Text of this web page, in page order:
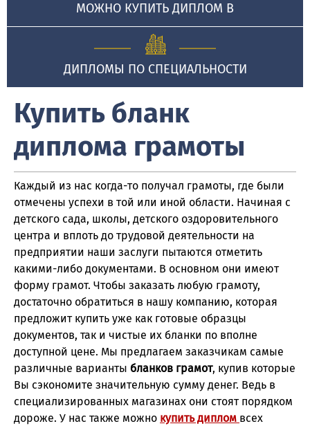
МОЖНО КУПИТЬ ДИПЛОМ В
ДИПЛОМЫ ПО СПЕЦИАЛЬНОСТИ
Купить бланк
диплома грамоты
Каждый из нас когда-то получал грамоты, где были
отмечены успехи в той или иной области. Начиная с
детского сада, школы, детского оздоровительного
центра и вплоть до трудовой деятельности на
предприятии наши заслуги пытаются отметить
какими-либо документами. В основном они имеют
форму грамот. Чтобы заказать любую грамоту,
достаточно обратиться в нашу компанию, которая
предложит купить уже как готовые образцы
документов, так и чистые их бланки по вполне
доступной цене. Мы предлагаем заказчикам самые
различные варианты бланков грамот, купив которые
Вы сэкономите значительную сумму денег. Ведь в
специализированных магазинах они стоят порядком
дороже. У нас также можно купить диплом всех